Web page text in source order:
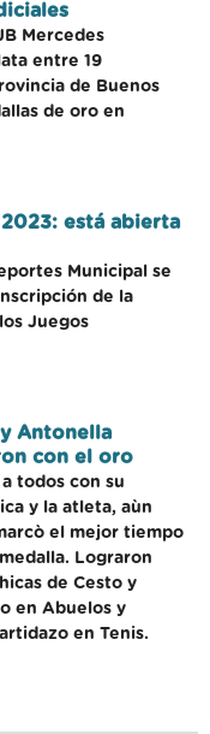
Mercedes
entre 19
de Buenos
de oro en
está abierta
Municipal se
de la
Juegos
Antonella
con el oro
todos con su
y la atleta, aùn
el mejor tiempo
Lograron
de Cesto y
en Abuelos y
en Tenis.